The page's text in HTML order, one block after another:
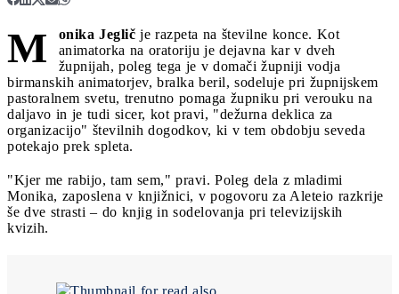
M onika Jeglič je razpeta na številne konce. Kot
animatorka na oratoriju je dejavna kar v dveh
župnijah, poleg tega je v domači župniji vodja
birmanskih animatorjev, bralka beril, sodeluje pri župnijskem
pastoralnem svetu, trenutno pomaga župniku pri verouku na
daljavo in je tudi sicer, kot pravi, "dežurna deklica za
organizacijo" številnih dogodkov, ki v tem obdobju seveda
potekajo prek spleta.
"Kjer me rabijo, tam sem," pravi. Poleg dela z mladimi
Monika, zaposlena v knjižnici, v pogovoru za Aleteio razkrije
še dve strasti – do knjig in sodelovanja pri televizijskih
kvizih.